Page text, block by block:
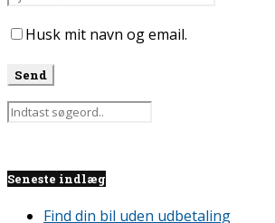
Husk mit navn og email.
Seneste indlæg
Find din bil uden udbetaling